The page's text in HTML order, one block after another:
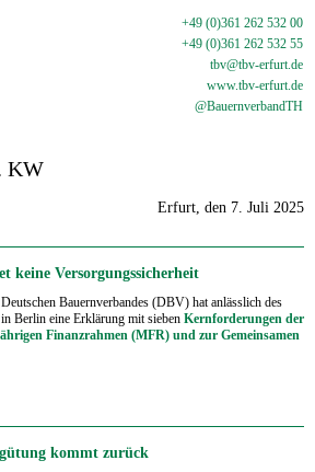
+49 (0)361 262 532 00
+49 (0)361 262 532 55
tbv@tbv-erfurt.de
www.tbv-erfurt.de
@BauernverbandTH
KW
Erfurt, den 7. Juli 2025
keine Versorgungssicherheit
Bauernverbandes (DBV) hat anlässlich des
Berlin eine Erklärung mit sieben Kernforderungen der
Finanzrahmen (MFR) und zur Gemeinsamen
kommt zurück